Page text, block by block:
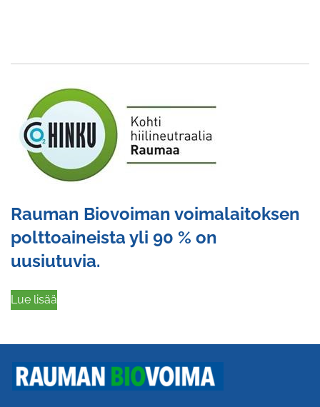
Rauman Biovoiman voimalaitoksen
polttoaineista yli 90 % on
uusiutuvia.
Lue lisää